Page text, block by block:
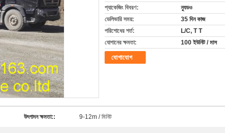
প্যাকেজিং বিবরণ:
ন্যুডও
ডেলিভারি সময়:
35 দিন কাজ
পরিশোধের শর্ত:
L/C, T T
যোগানের ক্ষমতা:
100 ইউনিট / মাস
যোগাযোগ
উৎপাদন ক্ষমতা:: 9-12m / মিনিট